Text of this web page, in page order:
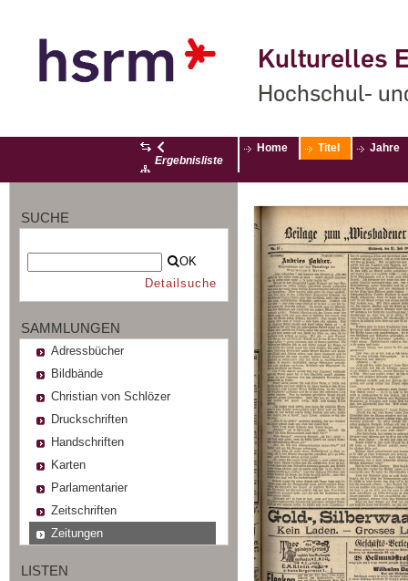
Kulturelles
Hochschul-
Ergebnisliste
Home Titel Jahre
SUCHE
OK
Detailsuche
SAMMLUNGEN
Adressbücher
Bildbände
Christian von Schlözer
Druckschriften
Handschriften
Karten
Parlamentarier
Zeitschriften
Zeitungen
LISTEN